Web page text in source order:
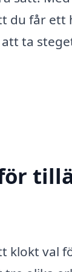
du får
ta
klokt val